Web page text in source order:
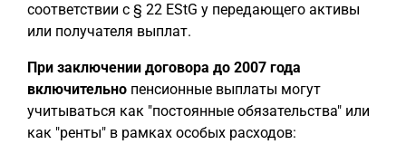
соответствии с § 22 EStG у передающего активы
или получателя выплат.
При заключении договора до 2007 года
включительно пенсионные выплаты могут
учитываться как "постоянные обязательства" или
как "ренты" в рамках особых расходов: